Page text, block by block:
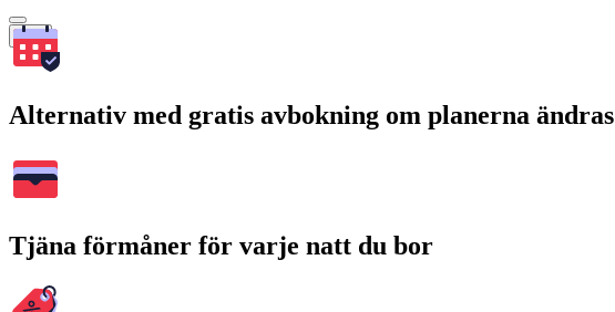
Sök
Alternativ med gratis avbokning om planerna ändras
Tjäna förmåner för varje natt du bor